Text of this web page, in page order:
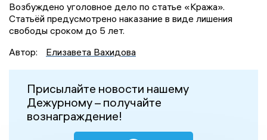
Возбуждено уголовное дело по статье «Кража».
Статьёй предусмотрено наказание в виде лишения
свободы сроком до 5 лет.
Автор:
Елизавета Вахидова
Присылайте новости нашему
Дежурному – получайте
вознаграждение!